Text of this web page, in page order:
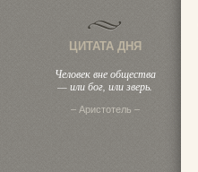
ЦИТАТА ДНЯ
Человек вне общества
— или бог, или зверь.
– Аристотель –